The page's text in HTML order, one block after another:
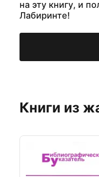
на эту книгу, и
Лабиринте!
Книги из